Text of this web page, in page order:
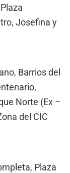
Josefina y
Barrios del
Norte (Ex –
del CIC
Plaza